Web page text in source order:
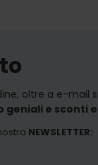
oltre a e-mail
geniali e sconti
NEWSLETTER: